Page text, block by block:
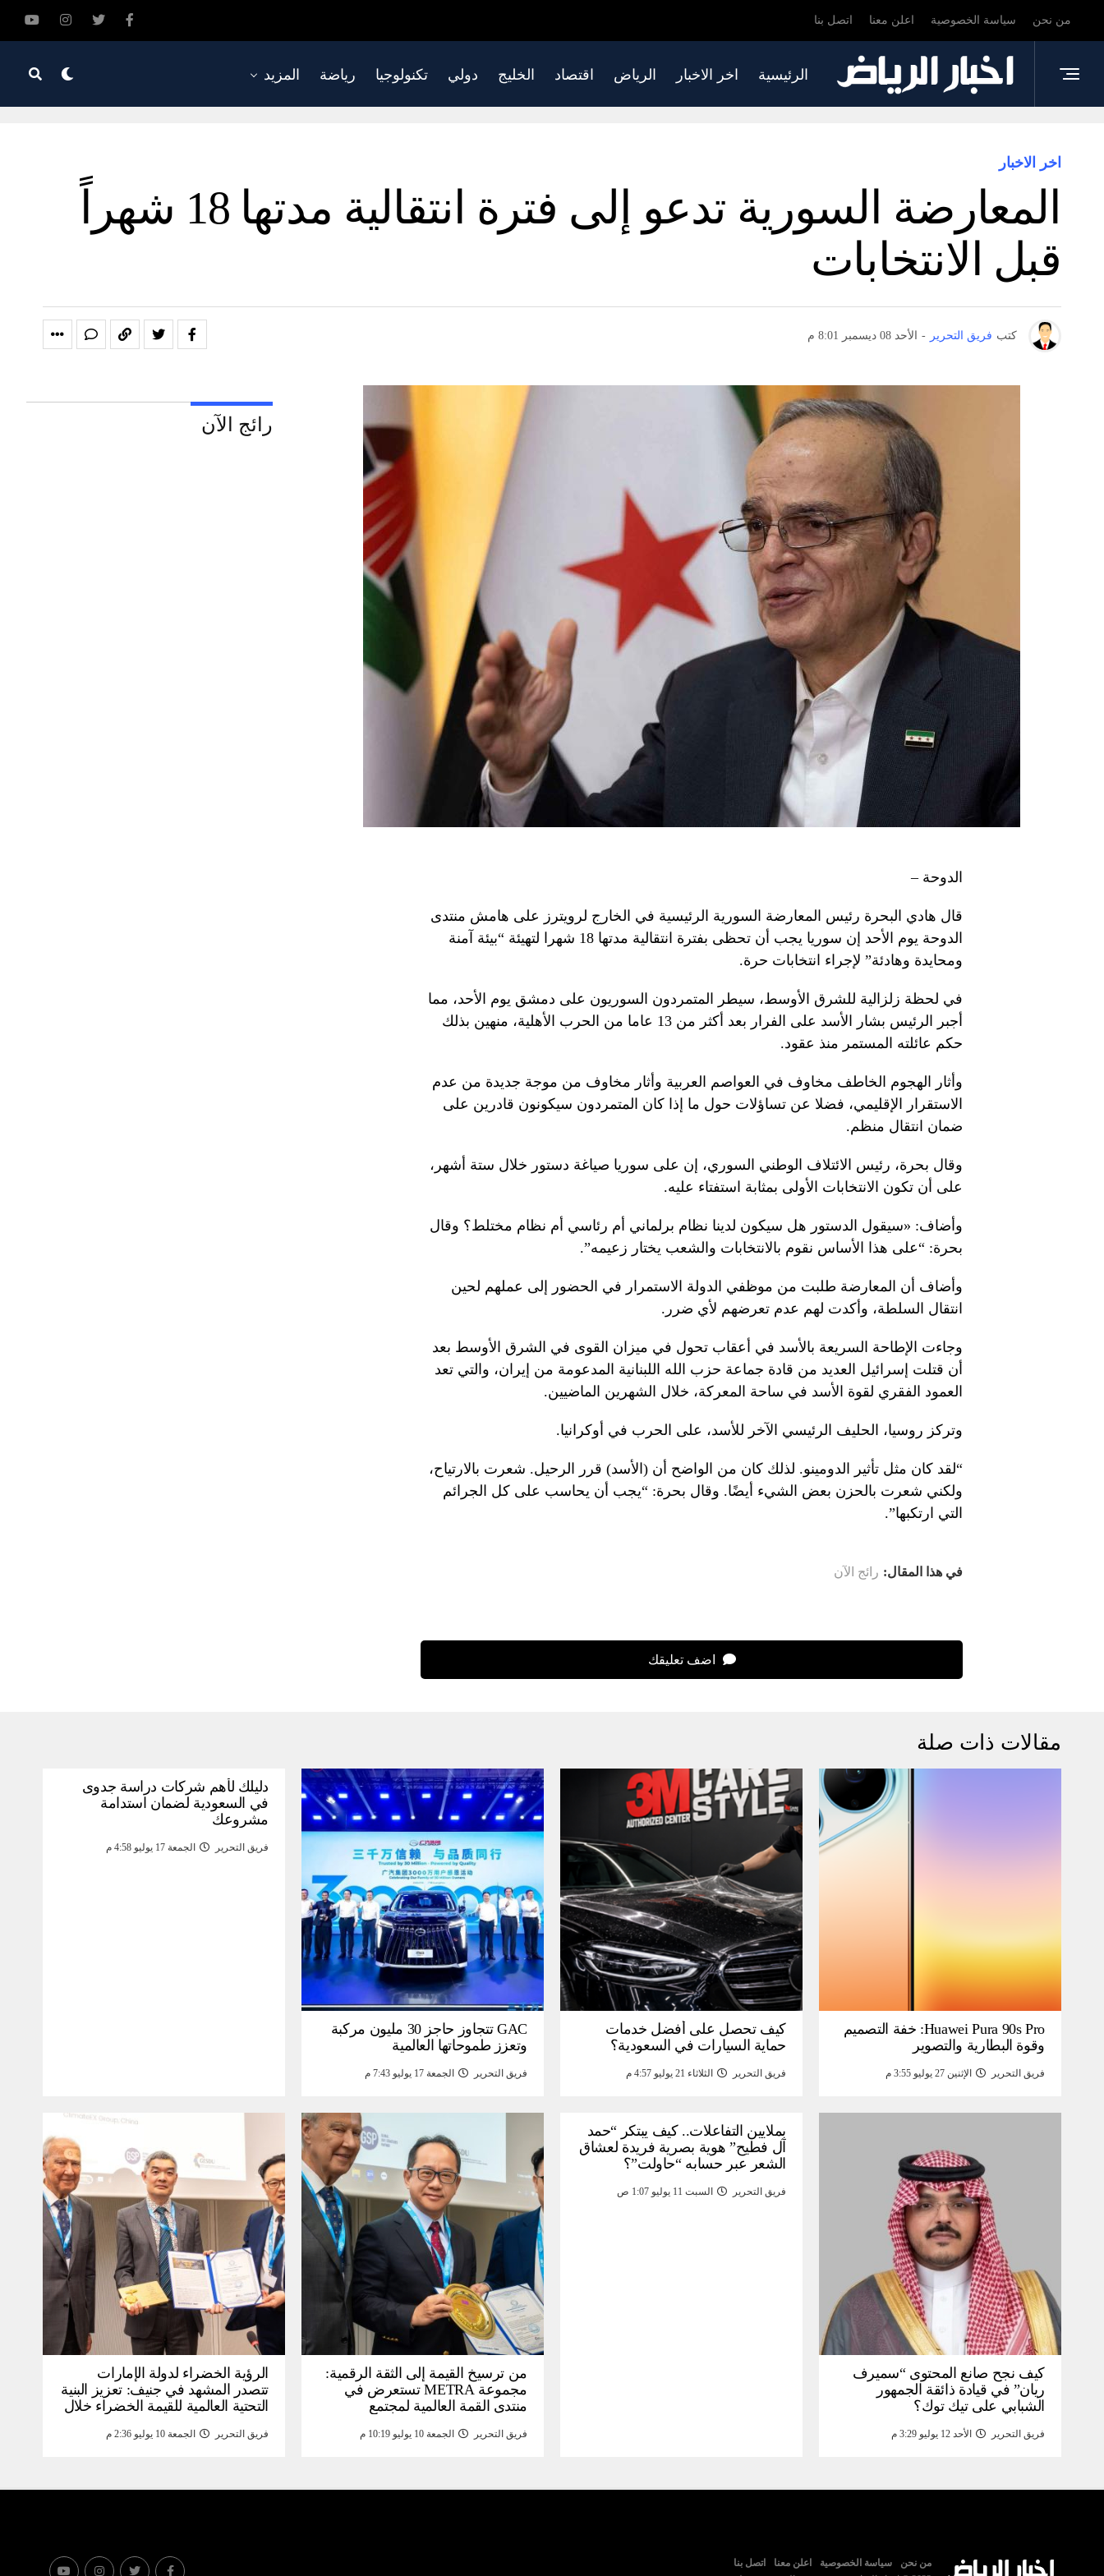
من نحن سياسة الخصوصية اعلن معنا اتصل بنا
الرئيسية اخر الاخبار الرياض اقتصاد الخليج دولي تكنولوجيا رياضة المزيد
اخر الاخبار
المعارضة السورية تدعو إلى فترة انتقالية مدتها 18 شهراً
قبل الانتخابات
كتب فريق التحرير - الأحد 08 ديسمبر 8:01 م
الدوحة –
قال هادي البحرة رئيس المعارضة السورية الرئيسية في الخارج لرويترز على هامش منتدى
الدوحة يوم الأحد إن سوريا يجب أن تحظى بفترة انتقالية مدتها 18 شهرا لتهيئة “بيئة آمنة
ومحايدة وهادئة” لإجراء انتخابات حرة.
في لحظة زلزالية للشرق الأوسط، سيطر المتمردون السوريون على دمشق يوم الأحد، مما
أجبر الرئيس بشار الأسد على الفرار بعد أكثر من 13 عاما من الحرب الأهلية، منهين بذلك
حكم عائلته المستمر منذ عقود.
وأثار الهجوم الخاطف مخاوف في العواصم العربية وأثار مخاوف من موجة جديدة من عدم
الاستقرار الإقليمي، فضلا عن تساؤلات حول ما إذا كان المتمردون سيكونون قادرين على
ضمان انتقال منظم.
وقال بحرة، رئيس الائتلاف الوطني السوري، إن على سوريا صياغة دستور خلال ستة أشهر،
على أن تكون الانتخابات الأولى بمثابة استفتاء عليه.
وأضاف: «سيقول الدستور هل سيكون لدينا نظام برلماني أم رئاسي أم نظام مختلط؟ وقال
بحرة: “على هذا الأساس نقوم بالانتخابات والشعب يختار زعيمه”.
وأضاف أن المعارضة طلبت من موظفي الدولة الاستمرار في الحضور إلى عملهم لحين
انتقال السلطة، وأكدت لهم عدم تعرضهم لأي ضرر.
وجاءت الإطاحة السريعة بالأسد في أعقاب تحول في ميزان القوى في الشرق الأوسط بعد
أن قتلت إسرائيل العديد من قادة جماعة حزب الله اللبنانية المدعومة من إيران، والتي تعد
العمود الفقري لقوة الأسد في ساحة المعركة، خلال الشهرين الماضيين.
وتركز روسيا، الحليف الرئيسي الآخر للأسد، على الحرب في أوكرانيا.
“لقد كان مثل تأثير الدومينو. لذلك كان من الواضح أن (الأسد) قرر الرحيل. شعرت بالارتياح،
ولكني شعرت بالحزن بعض الشيء أيضًا. وقال بحرة: “يجب أن يحاسب على كل الجرائم
التي ارتكبها”.
في هذا المقال: رائج الآن
اضف تعليقك
رائج الآن
مقالات ذات صلة
Huawei Pura 90s Pro: خفة التصميم
وقوة البطارية والتصوير
فريق التحرير الإثنين 27 يوليو 3:55 م
كيف تحصل على أفضل خدمات
حماية السيارات في السعودية؟
فريق التحرير الثلاثاء 21 يوليو 4:57 م
GAC تتجاوز حاجز 30 مليون مركبة
وتعزز طموحاتها العالمية
فريق التحرير الجمعة 17 يوليو 7:43 م
دليلك لأهم شركات دراسة جدوى
في السعودية لضمان استدامة
مشروعك
فريق التحرير الجمعة 17 يوليو 4:58 م
كيف نجح صانع المحتوى “سميرف
ريان” في قيادة ذائقة الجمهور
الشبابي على تيك توك؟
فريق التحرير الأحد 12 يوليو 3:29 م
بملايين التفاعلات.. كيف يبتكر “حمد
آل فطيح” هوية بصرية فريدة لعشاق
الشعر عبر حسابه “حاولت”؟
فريق التحرير السبت 11 يوليو 1:07 ص
من ترسيخ القيمة إلى الثقة الرقمية:
مجموعة METRA تستعرض في
منتدى القمة العالمية لمجتمع
تحتية للأصول الرقمية المدعومة
فريق التحرير الجمعة 10 يوليو 10:19 م
الرؤية الخضراء لدولة الإمارات
تتصدر المشهد في جنيف: تعزيز البنية
التحتية العالمية للقيمة الخضراء خلال
المعلومات WSIS 2026 وقمة “الذكاء
فريق التحرير الجمعة 10 يوليو 2:36 م
من نحن سياسة الخصوصية اعلن معنا
اتصل بنا